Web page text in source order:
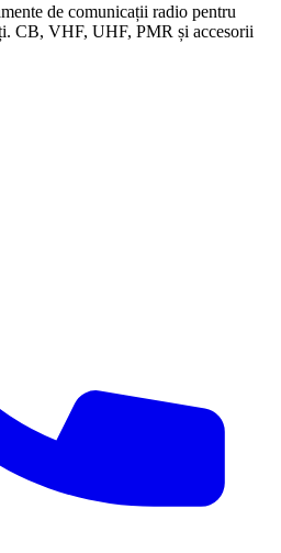
de comunicații radio pentru
CB, VHF, UHF, PMR și accesorii